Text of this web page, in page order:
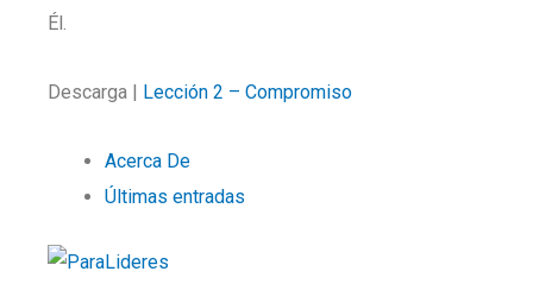
Él.
Descarga | Lección 2 – Compromiso
Acerca De
Últimas entradas